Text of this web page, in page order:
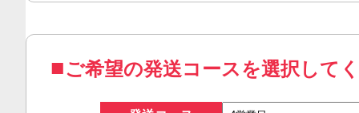
ご希望の発送コースを選択して